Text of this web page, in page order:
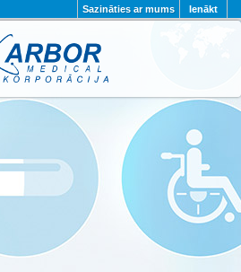
Ienākt
Sazināties ar mums
PROJEKTI
KONTAKTI